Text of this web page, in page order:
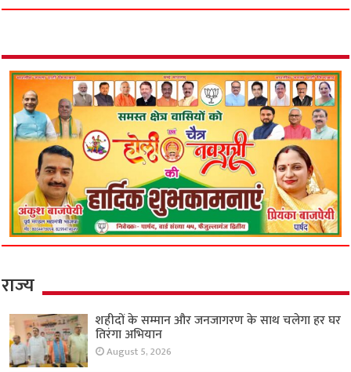
राज्य
शहीदों के सम्मान और जनजागरण के साथ चलेगा हर घर
तिरंगा अभियान
August 5, 2026